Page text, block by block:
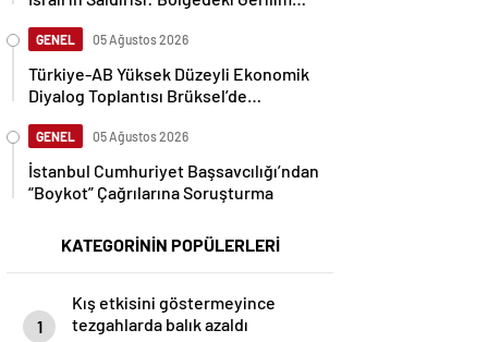
GENEL 05 Ağustos 2026
Türkiye-AB Yüksek Düzeyli Ekonomik
Diyalog Toplantısı Brüksel’de
GENEL 05 Ağustos 2026
İstanbul Cumhuriyet Başsavcılığı’ndan
“Boykot” Çağrılarına Soruşturma
KATEGORİNİN POPÜLERLERİ
1
Kış etkisini göstermeyince
tezgahlarda balık azaldı